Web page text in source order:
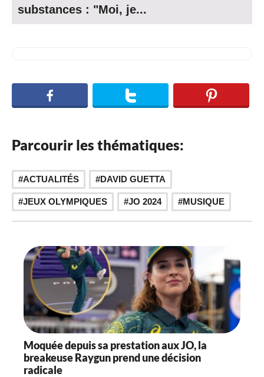
substances : "Moi, je...
Parcourir les thématiques:
ACTUALITÉS DAVID GUETTA
JEUX OLYMPIQUES JO 2024 MUSIQUE
Moquée depuis sa prestation aux JO, la
breakeuse Raygun prend une décision
radicale